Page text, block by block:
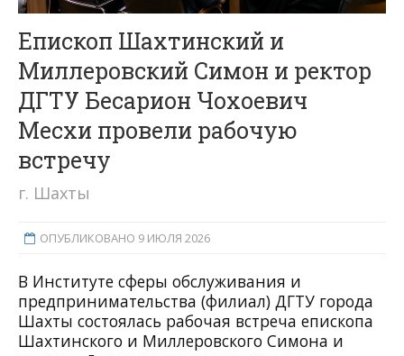
Епископ Шахтинский и
Миллеровский Симон и ректор
ДГТУ Бесарион Чохоевич
Месхи провели рабочую
встречу
г. Шахты
ОПУБЛИКОВАНО 9 ИЮЛЯ 2026
В Институте сферы обслуживания и
предпринимательства (филиал) ДГТУ города
Шахты состоялась рабочая встреча епископа
Шахтинского и Миллеровского Симона и